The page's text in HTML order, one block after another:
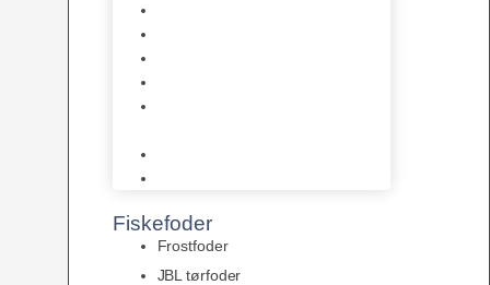
Fiskefoder
Frostfoder
JBL tørfoder